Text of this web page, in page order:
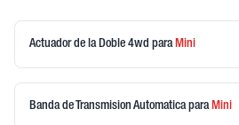
Actuador de la Doble 4wd para Mini
Banda de Transmision Automaticapara Mini